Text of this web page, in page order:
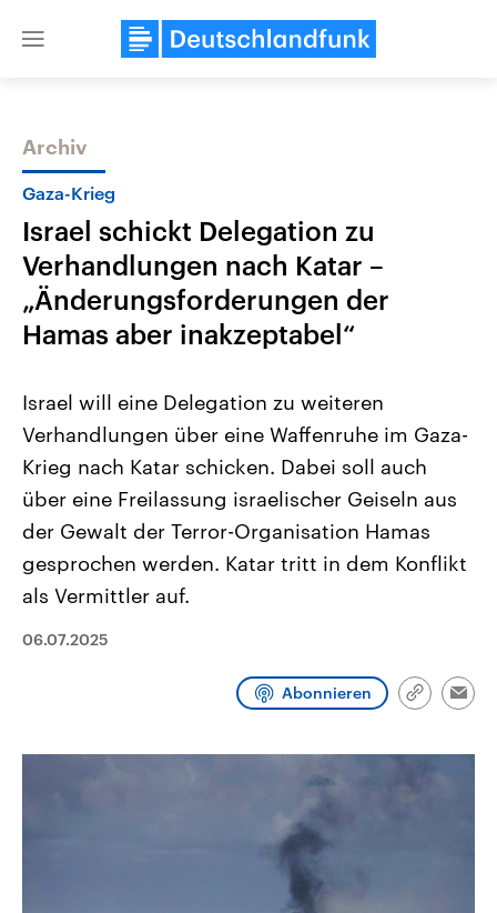
Close
Themen
Aktuelle Beiträge, Analysen und
Hintergründe
Wirtschaftlich und militärisch
gehören die Vereinigten Staaten zu
den mächtigsten Ländern der Erde,
mit großem Einfluss auf das
aktuelle Weltgeschehen.
Aktuelle Lage und
Der Überfall der
Terrororganisation Hamas
Oktober 2023 auf Israel
Region wieder die Gewalt
Israel möchte die Hamas
Diese wird wie die
Libanon vom Iran
Sendungen Programm Podcasts
Archiv
Gaza-Krieg
Israel schickt Delegation zu
Verhandlungen nach Katar –
„Änderungsforderungen der
Hamas aber inakzeptabel“
Israel will eine Delegation zu weiteren
Verhandlungen über eine Waffenruhe im Gaza-
Krieg nach Katar schicken. Dabei soll auch
über eine Freilassung israelischer Geiseln aus
der Gewalt der Terror-Organisation Hamas
gesprochen werden. Katar tritt in dem Konflikt
als Vermittler auf.
06.07.2025
Abonnieren
Link